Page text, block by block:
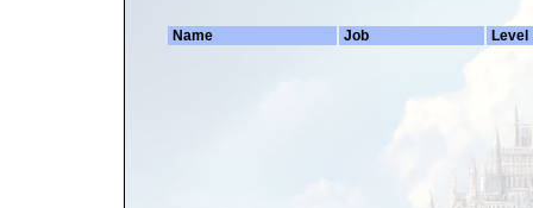
Name Job Level